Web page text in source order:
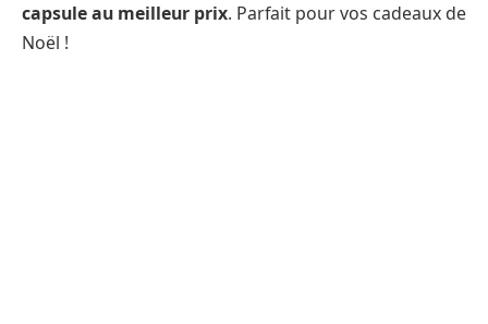
capsule au meilleur prix. Parfait pour vos cadeaux de
Noël !